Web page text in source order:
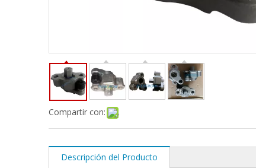
Compartir con:
Descripción del Producto